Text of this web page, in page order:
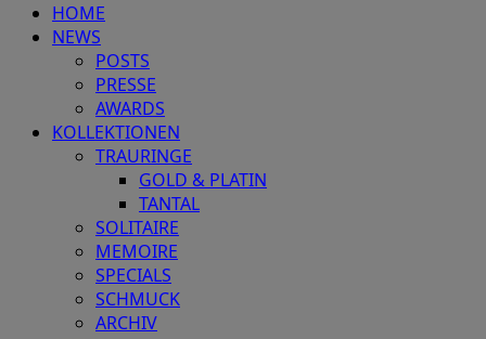
HOME
NEWS
POSTS
PRESSE
AWARDS
KOLLEKTIONEN
TRAURINGE
GOLD & PLATIN
TANTAL
SOLITAIRE
MEMOIRE
SPECIALS
SCHMUCK
ARCHIV